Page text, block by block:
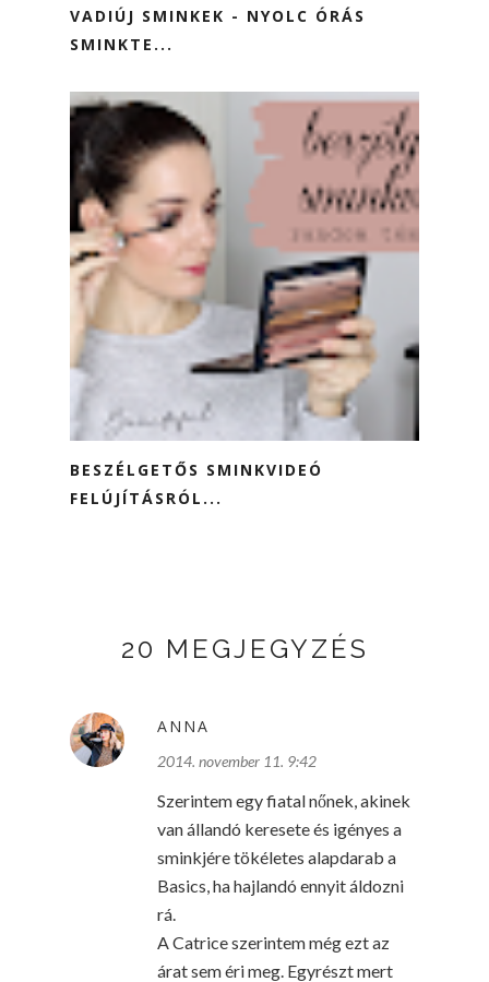
VADIÚJ SMINKEK - NYOLC ÓRÁS
SMINKTE...
BESZÉLGETŐS SMINKVIDEÓ
FELÚJÍTÁSRÓL...
20 MEGJEGYZÉS
ANNA
2014. november 11. 9:42
Szerintem egy fiatal nőnek, akinek
van állandó keresete és igényes a
sminkjére tökéletes alapdarab a
Basics, ha hajlandó ennyit áldozni
rá.
A Catrice szerintem még ezt az
árat sem éri meg. Egyrészt mert